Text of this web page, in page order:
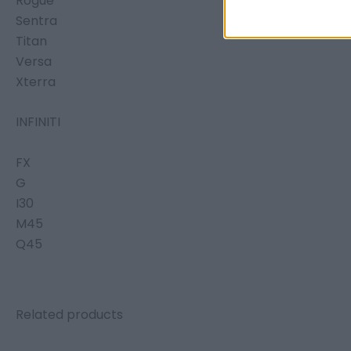
Sentra
Titan
Versa
Xterra
INFINITI
FX
G
I30
M45
Q45
Related products